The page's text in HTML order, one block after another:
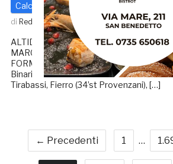
Calcio - Altre Categorie Prima
di Redazione GRB
ALTIDONA PEDASO –
MARCATORI: 34’pt (rigore)e 5’st
FORMAZIONI ALTIDONA PEDASO:
Binari (20’pt Suppa), Marcatili,
Tirabassi, Fierro (34’st Provenzani), […]
← Precedenti 1 …